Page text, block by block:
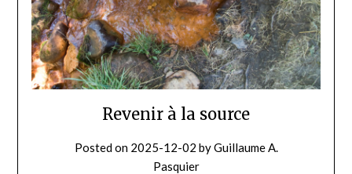
Revenir à la source
Posted on 2025-12-02 byGuillaume A.
Pasquier